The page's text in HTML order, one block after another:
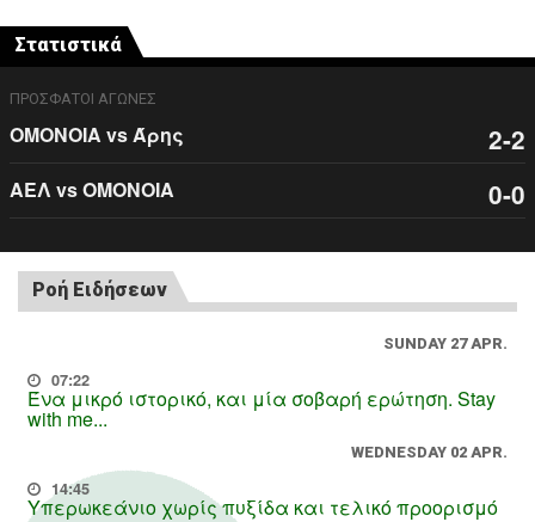
Στατιστικά
ΠΡΟΣΦΑΤΟΙ ΑΓΩΝΕΣ
ΟΜΟΝΟΙΑ vs Άρης 2-2
ΑΕΛ vs ΟΜΟΝΟΙΑ 0-0
Ροή Ειδήσεων
SUNDAY 27 APR.
07:22
Ένα μικρό ιστορικό, και μία σοβαρή ερώτηση. Stay
with me...
WEDNESDAY 02 APR.
14:45
Υπερωκεάνιο χωρίς πυξίδα και τελικό προορισμό